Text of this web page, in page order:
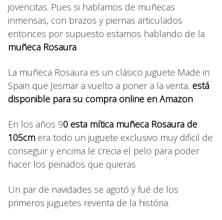
jovencitas. Pues si hablamos de muñecas
inmensas, con brazos y piernas articulados
entonces por supuesto estamos hablando de la
muñeca Rosaura.
La muñeca Rosaura es un clásico juguete Made in
Spain que Jesmar a vuelto a poner a la venta, está
disponible para su compra online en Amazon
En los años 90 esta mítica muñeca Rosaura de
105cm era todo un juguete exclusivo muy dificil de
conseguir y encima le crecia el pelo para poder
hacer los peinados que quieras
Un par de navidades se agotó y fué de los
primeros juguetes reventa de la história.